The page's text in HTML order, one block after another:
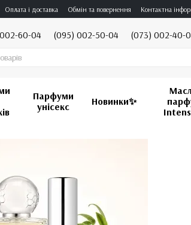
Оплата і доставка Обмін та повернення Контактна
60-04 (095) 002-50-04 (073) 002-40-
Парфуми
унісекс
Новинки✨